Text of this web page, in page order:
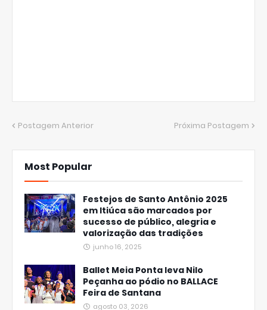
Postagem Anterior Próxima Postagem
Most Popular
Festejos de Santo Antônio 2025
em Itiúca são marcados por
sucesso de público, alegria e
valorização das tradições
junho 16, 2025
Ballet Meia Ponta leva Nilo
Peçanha ao pódio no BALLACE
Feira de Santana
agosto 03, 2026